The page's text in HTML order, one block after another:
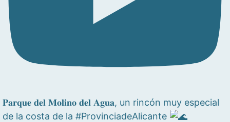
𝐏𝐚𝐫𝐪𝐮𝐞 𝐝𝐞𝐥 𝐌𝐨𝐥𝐢𝐧𝐨 𝐝𝐞𝐥 𝐀𝐠𝐮𝐚, un rincón muy especial
de la costa de la #ProvinciadeAlicante